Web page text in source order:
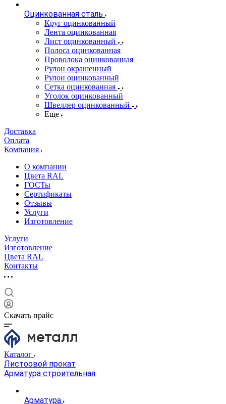
Оцинкованная сталь
Круг оцинкованный
Лента оцинкованная
Лист оцинкованный
Полоса оцинкованная
Проволока оцинкованная
Рулон окрашенный
Рулон оцинкованный
Сетка оцинкованная
Уголок оцинкованный
Швеллер оцинкованный
Еще
Доставка
Оплата
Компания
О компании
Цвета RAL
ГОСТы
Сертификаты
Отзывы
Услуги
Изготовление
Услуги
Изготовление
Цвета RAL
Контакты
Скачать прайс
Каталог
Листоовой прокат
Арматура строительная
Арматура